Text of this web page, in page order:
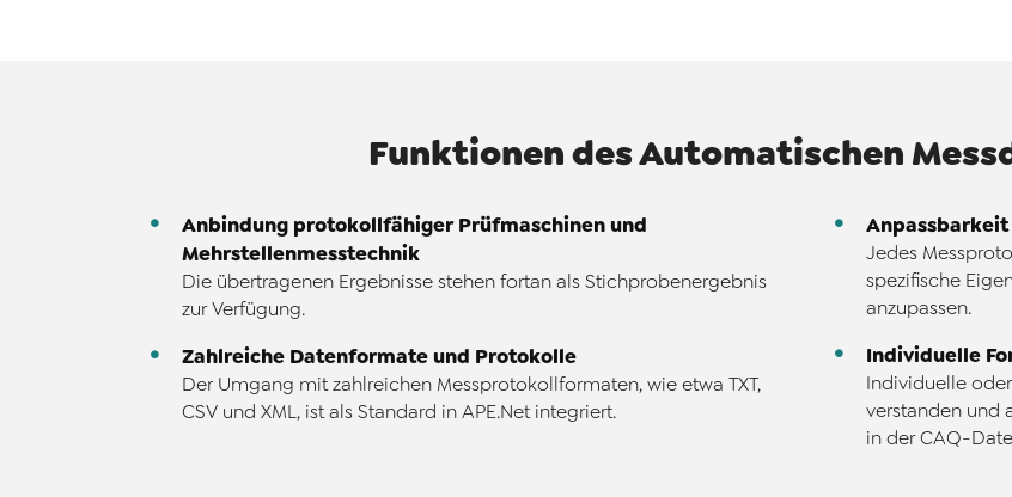
Funktionen des Automatischen
Anbindung protokollfähiger Prüfmaschinen und
Mehrstellenmesstechnik
Die übertragenen Ergebnisse stehen fortan als Stichprobenergebnis
zur Verfügung.
Zahlreiche Datenformate und Protokolle
Der Umgang mit zahlreichen Messprotokollformaten, wie etwa TXT,
CSV und XML, ist als Standard in APE.Net integriert.
Anpassbarkeit
Jedes
spezifische
anzupassen.
Individuelle
Individuelle
verstanden und
in der CAQ-